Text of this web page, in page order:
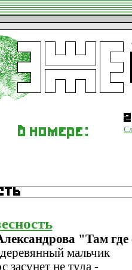
"Там где
мальчик
засунет не туда -